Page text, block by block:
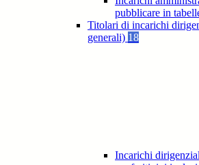
pubblicare in
Titolari di incarichi
generali) 18
Incarichi